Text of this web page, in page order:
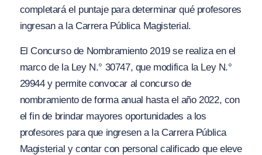
completará el puntaje para determinar qué profesores
ingresan a la Carrera Pública Magisterial.
El Concurso de Nombramiento 2019 se realiza en el
marco de la Ley N.° 30747, que modifica la Ley N.°
29944 y permite convocar al concurso de
nombramiento de forma anual hasta el año 2022, con
el fin de brindar mayores oportunidades a los
profesores para que ingresen a la Carrera Pública
Magisterial y contar con personal calificado que eleve